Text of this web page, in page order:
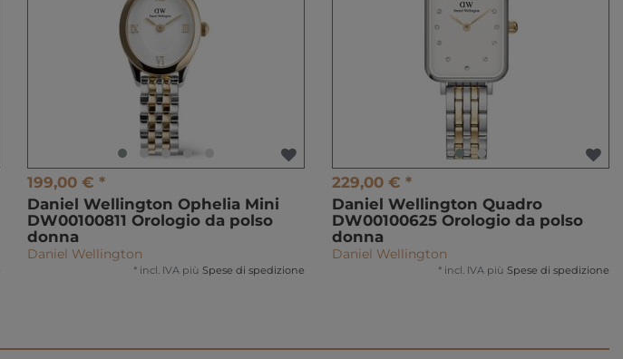
199,00 € *
Daniel Wellington Ophelia Mini
DW00100811 Orologio da polso
donna
Daniel Wellington
* incl. IVA più Spese di spedizione
229,00 € *
Daniel Wellington Quadro
DW00100625 Orologio da polso
donna
Daniel Wellington
* incl. IVA più Spese di spedizione